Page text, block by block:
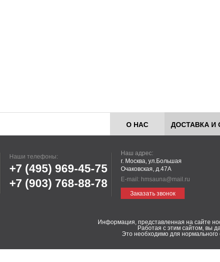
О НАС ДОСТАВКА И
Наши телефоны:
+7 (495) 969-45-75
+7 (903) 768-88-78
Наш адрес:
г. Москва, ул.Большая
Очаковская, д.47А
E-mail: hmsauna@mail.ru
Заказать звонок
Информация, представленная на сайте
Работая с этим сайтом, вы
Это необходимо для